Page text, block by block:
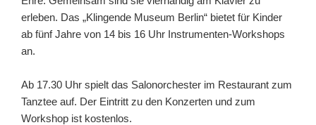
erleben. Das „Klingende Museum Berlin“ bietet für Kinder
ab fünf Jahre von 14 bis 16 Uhr Instrumenten-Workshops
an.
Ab 17.30 Uhr spielt das Salonorchester im Restaurant zum
Tanztee auf. Der Eintritt zu den Konzerten und zum
Workshop ist kostenlos.